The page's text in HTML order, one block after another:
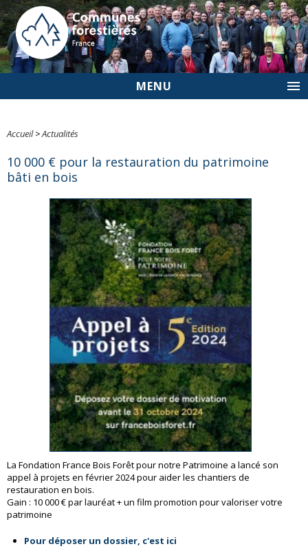
MENU
Accueil>Actualités
10 000 € pour la restauration du patrimoine
bâti en bois
La Fondation France Bois Forêt pour notre Patrimoine a lancé son
appel à projets en février 2024 pour aider les chantiers de
restauration en bois.
Gain : 10 000 € par lauréat + un film promotion pour valoriser votre
patrimoine
Pour déposer un dossier, c'est ici